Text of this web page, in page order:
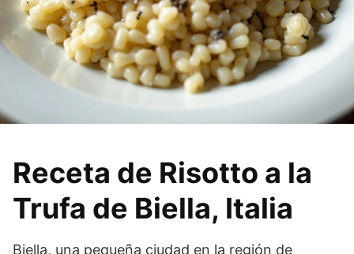
Receta de Risotto a la
Trufa de Biella, Italia
Biella, una pequeña ciudad en la región de